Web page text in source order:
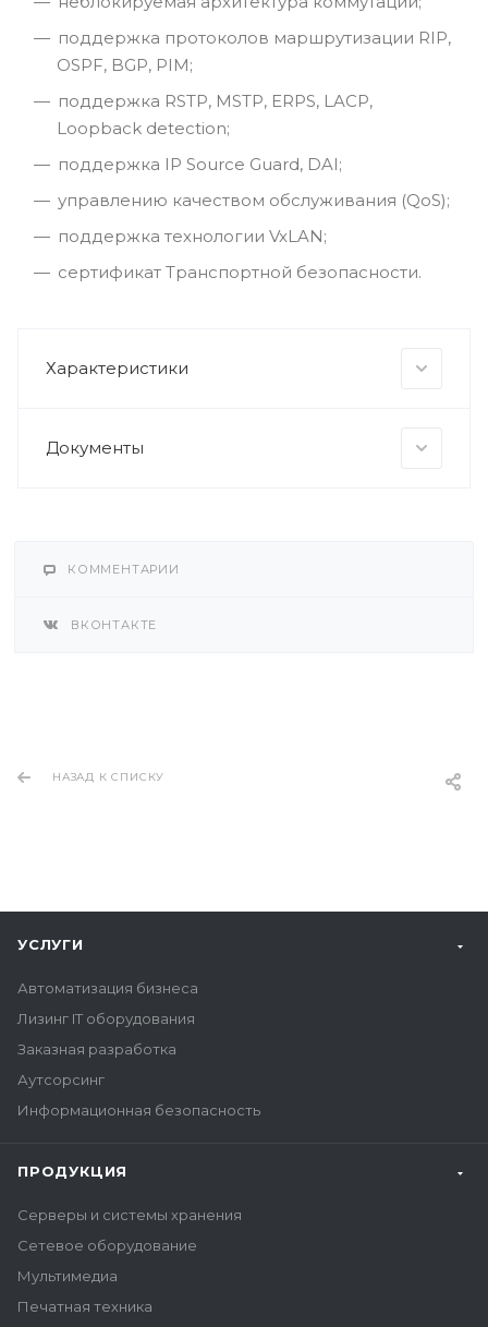
поддержка протоколов маршрутизации RIP,
OSPF, BGP, PIM;
поддержка RSTP, MSTP, ERPS, LACP,
Loopback detection;
поддержка IP Source Guard, DAI;
управлению качеством обслуживания (QoS);
поддержка технологии VxLAN;
сертификат Транспортной безопасности.
Характеристики
Документы
КОММЕНТАРИИ
ВКОНТАКТЕ
НАЗАД К СПИСКУ
УСЛУГИ
Автоматизация бизнеса
Лизинг IT оборудования
Заказная разработка
Аутсорсинг
Информационная безопасность
ПРОДУКЦИЯ
Серверы и системы хранения
Сетевое оборудование
Мультимедиа
Печатная техника